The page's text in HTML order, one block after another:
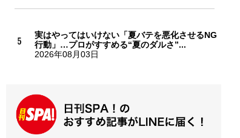
実はやってはいけない「夏バテを悪化させるNG
行動」…プロがすすめる“夏のダルさ”...
2026年08月03日